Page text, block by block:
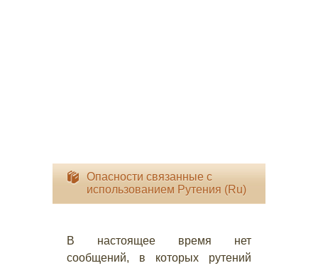
Опасности связанные с
использованием Рутения (Ru)
В настоящее время нет
сообщений, в которых рутений